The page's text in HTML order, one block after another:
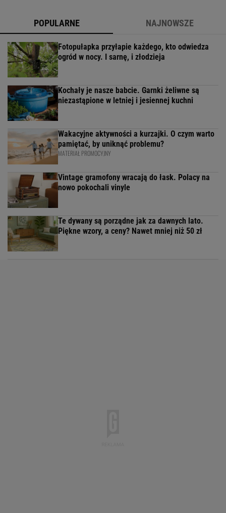
POPULARNE NAJNOWSZE
Fotopułapka przyłapie każdego, kto odwiedza
ogród w nocy. I sarnę, i złodzieja
Kochały je nasze babcie. Garnki żeliwne są
niezastąpione w letniej i jesiennej kuchni
Wakacyjne aktywności a kurzajki. O czym warto
pamiętać, by uniknąć problemu?
MATERIAŁ PROMOCYJNY
Vintage gramofony wracają do łask. Polacy na
nowo pokochali vinyle
Te dywany są porządne jak za dawnych lato.
Piękne wzory, a ceny? Nawet mniej niż 50 zł